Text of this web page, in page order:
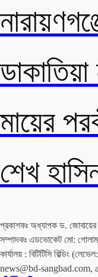
মায়ের
শেখ
প্রকাশকঃ অধ্যাপক ড.
সম্পাদকঃ এডভোকেট মো: গোলাম
কার্যালয় : বিটিটিসি
news@bd-sangbad.com,